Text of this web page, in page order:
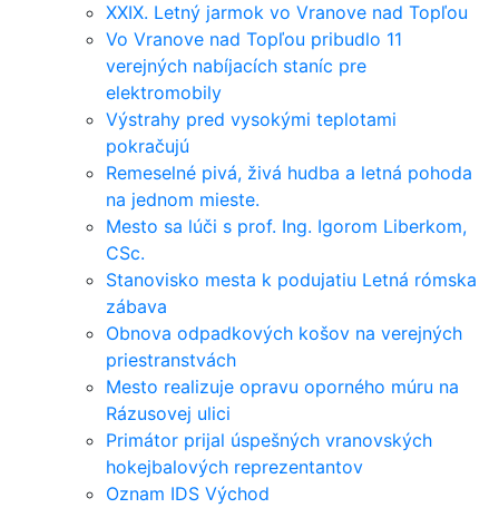
XXIX. Letný jarmok vo Vranove nad Topľou
Vo Vranove nad Topľou pribudlo 11
verejných nabíjacích staníc pre
elektromobily
Výstrahy pred vysokými teplotami
pokračujú
Remeselné pivá, živá hudba a letná pohoda
na jednom mieste.
Mesto sa lúči s prof. Ing. Igorom Liberkom,
CSc.
Stanovisko mesta k podujatiu Letná rómska
zábava
Obnova odpadkových košov na verejných
priestranstvách
Mesto realizuje opravu oporného múru na
Rázusovej ulici
Primátor prijal úspešných vranovských
hokejbalových reprezentantov
Oznam IDS Východ